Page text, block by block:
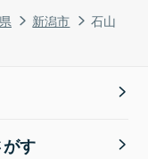
新潟市 石山
す